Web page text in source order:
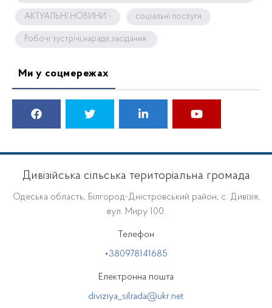
АКТУАЛЬНІ НОВИНИ - соціальні послуги
Робочі зустрічі,наради,засідання.
Ми у соцмережах
Дивізійська сільська територіальна громада
Одеська область, Білгород-Дністровський район, с. Дивізія,
вул. Миру 100.
Телефон
+380978141685
Електронна пошта
diviziya_silrada@ukr.net